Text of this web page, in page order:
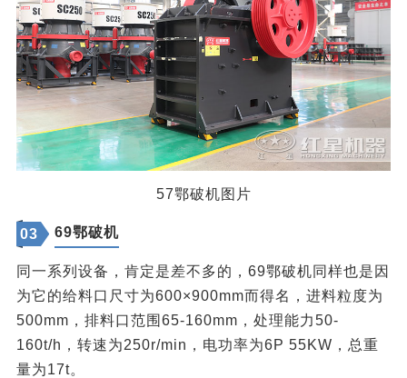
57鄂破机图片
03 69鄂破机
同一系列设备，肯定是差不多的，69鄂破机同样也是因
为它的给料口尺寸为600×900mm而得名，进料粒度为
500mm，排料口范围65-160mm，处理能力50-
160t/h，转速为250r/min，电功率为6P 55KW，总重
量为17t。